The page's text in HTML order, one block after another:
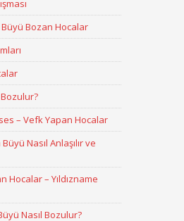
Bozan Hocalar
– Vefk Yapan Hocalar
Nasıl Anlaşılır ve
Hocalar – Yıldızname
Nasıl Bozulur?